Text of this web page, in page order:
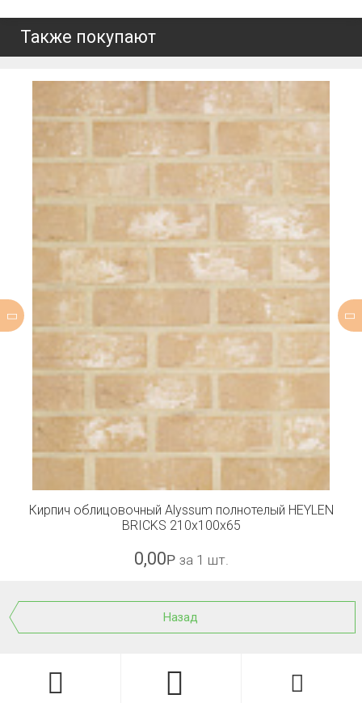
Также покупают
Кирпич облицовочный Alyssum полнотелый HEYLEN
BRICKS 210x100x65
0,00Р за 1 шт.
Назад